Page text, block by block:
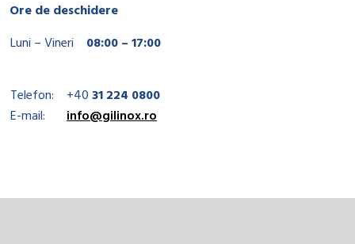
Ore de deschidere
Luni – Vineri
08:00 – 17:00
Telefon: +4031 224 0800
E-mail:
info@gilinox.ro